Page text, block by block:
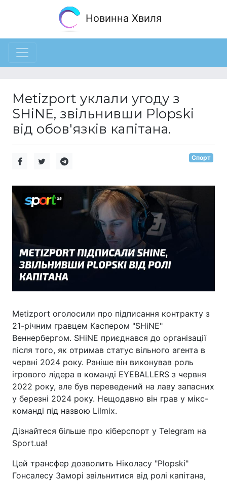
Новинна Хвиля
Metizport уклали угоду з
SHiNE, звільнивши Plopski
від обов'язків капітана.
Спорт
Metizport оголосили про підписання контракту з
21-річним гравцем Каспером "SHiNE"
Веннербергом. SHiNE приєднався до організації
після того, як отримав статус вільного агента в
червні 2024 року. Раніше він виконував роль
ігрового лідера в команді EYEBALLERS з червня
2022 року, але був переведений на лаву запасних
у березні 2024 року. Нещодавно він грав у мікс-
команді під назвою Lilmix.
Дізнайтеся більше про кіберспорт у Telegram на
Sport.ua!
Цей трансфер дозволить Ніколасу "Plopski"
Гонсалесу Заморі звільнитися від ролі капітана,